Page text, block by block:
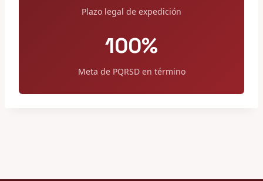
Plazo legal de expedición
100%
Meta de PQRSD en término